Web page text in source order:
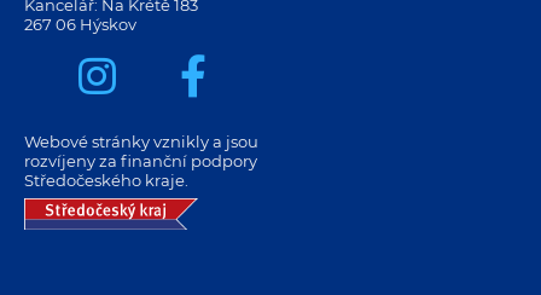
Kancelář: Na Krétě 183
267 06 Hýskov
Webové stránky vznikly a jsou
rozvíjeny za finanční podpory
Středočeského kraje.